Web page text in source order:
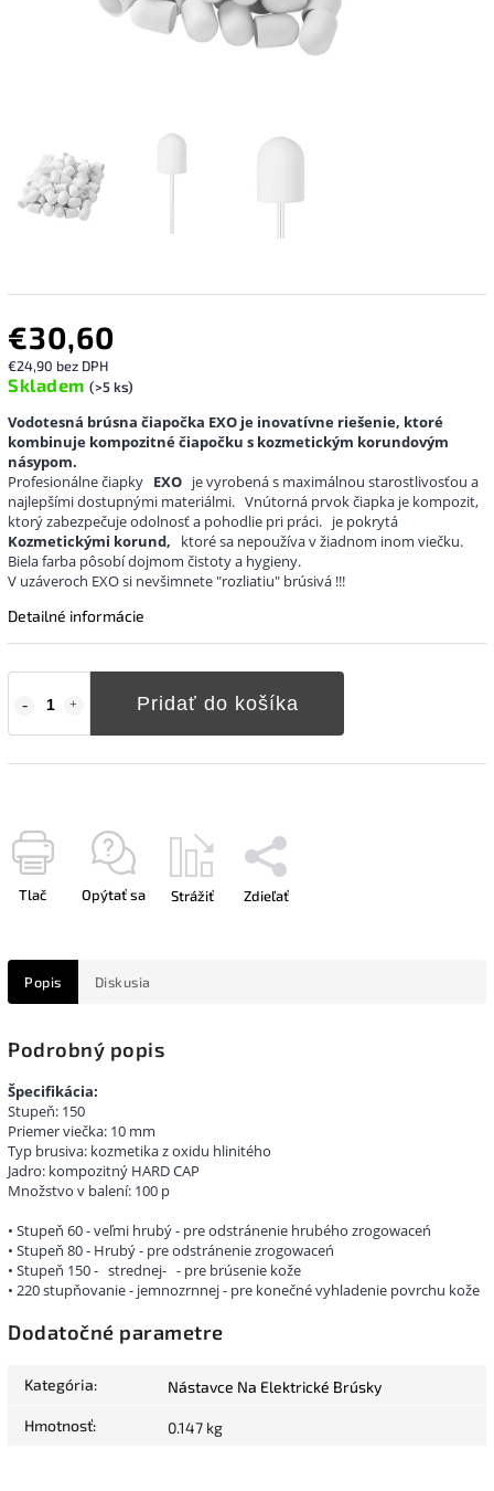
€30,60
€24,90 bez DPH
Skladem (>5 ks)
Pridať do košíka
Vodotesná brúsna čiapočka EXO je inovatívne riešenie, ktoré
kombinuje kompozitné čiapočku s kozmetickým korundovým
násypom.
Profesionálne čiapky EXO je vyrobená s maximálnou starostlivosťou a
najlepšími dostupnými materiálmi. Vnútorná prvok čiapka je kompozit,
ktorý zabezpečuje odolnosť a pohodlie pri práci. je pokrytá
Kozmetickými korund,
ktoré sa nepoužíva v žiadnom inom viečku.
Biela farba pôsobí dojmom čistoty a hygieny.
V uzáveroch EXO si nevšimnete "rozliatiu" brúsivá !!!
Detailné informácie
Tlač Opýtať sa Strážiť Zdieľať
Popis Diskusia
Podrobný popis
Špecifikácia:
Stupeň: 150
Priemer viečka: 10 mm
Typ brusiva: kozmetika z oxidu hlinitého
Jadro: kompozitný HARD CAP
Množstvo v balení: 100 p
• Stupeň 60 - veľmi hrubý - pre odstránenie hrubého zrogowaceń
• Stupeň 80 - Hrubý - pre odstránenie zrogowaceń
• Stupeň 150 - strednej- - pre brúsenie kože
• 220 stupňovanie - jemnozrnnej - pre konečné vyhladenie povrchu kože
Dodatočné parametre
Kategória: Nástavce Na Elektrické Brúsky
Hmotnosť: 0.147 kg